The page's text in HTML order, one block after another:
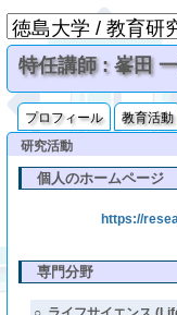
特任講師 : 峯田
プロフィール 教育活動
研究活動
個人のホームページ
https://
専門分野